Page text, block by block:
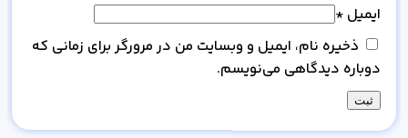
ایمیل *
ذخیره نام، ایمیل و وبسایت من در مرورگر برای زمانی که
دوباره دیدگاهی می‌نویسم.